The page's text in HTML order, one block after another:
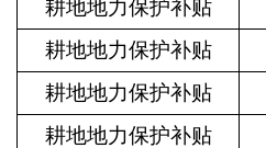
耕地地力保护补贴
耕地地力保护补贴
耕地地力保护补贴
耕地地力保护补贴